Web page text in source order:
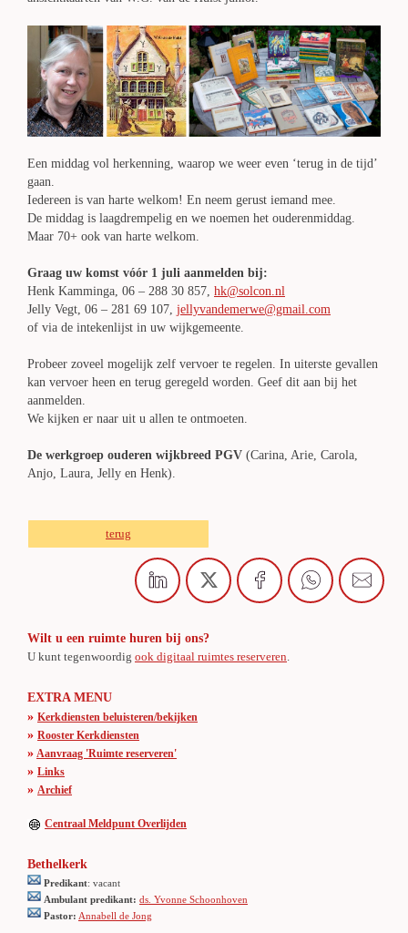
Een middag vol herkenning, waarop we weer even ‘terug in de tijd’
gaan.
Iedereen is van harte welkom! En neem gerust iemand mee.
De middag is laagdrempelig en we noemen het ouderenmiddag.
Maar 70+ ook van harte welkom.
Graag uw komst vóór 1 juli aanmelden bij:
Henk Kamminga, 06 – 288 30 857, hk@solcon.nl
Jelly Vegt, 06 – 281 69 107, jellyvandemerwe@gmail.com
of via de intekenlijst in uw wijkgemeente.
Probeer zoveel mogelijk zelf vervoer te regelen. In uiterste gevallen
kan vervoer heen en terug geregeld worden. Geef dit aan bij het
aanmelden.
We kijken er naar uit u allen te ontmoeten.
De werkgroep ouderen wijkbreed PGV (Carina, Arie, Carola,
Anjo, Laura, Jelly en Henk).
terug
Wilt u een ruimte huren bij ons?
U kunt tegenwoordig ook digitaal ruimtes reserveren
EXTRA MENU
» Kerkdiensten beluisteren/bekijken
» Rooster Kerkdiensten
» Aanvraag 'Ruimte reserveren'
» Links
» Archief
Centraal Meldpunt Overlijden
Bethelkerk
Predikant: vacant
Ambulant predikant: ds. Yvonne Schoonhoven
Pastor: Annabell de Jong